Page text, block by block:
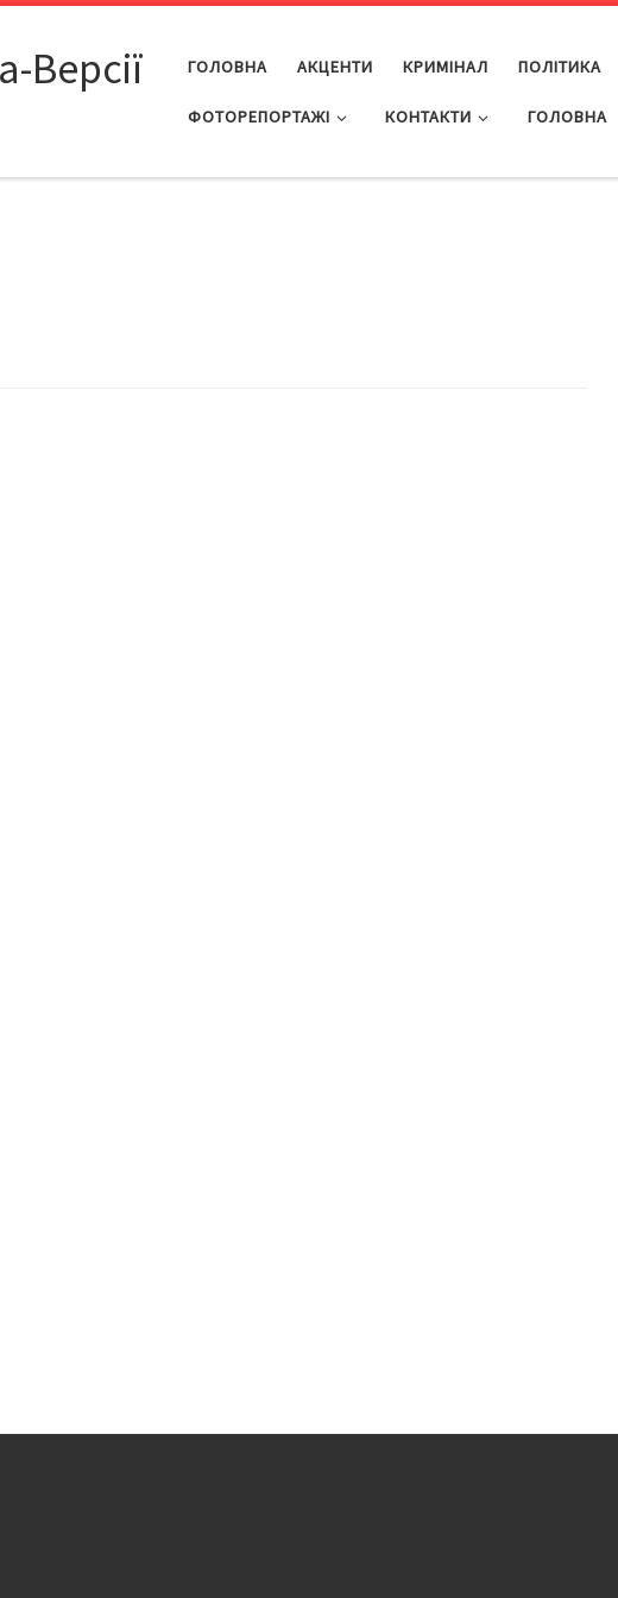
Версії ГОЛОВНА АКЦЕНТИ КРИМІНАЛ ПОЛІТИКА
ФОТОРЕПОРТАЖІ КОНТАКТИ ГОЛОВНА